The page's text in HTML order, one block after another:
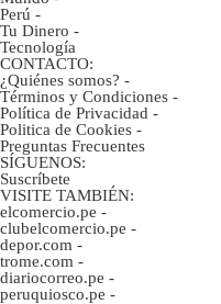
Perú -
Tu Dinero -
Tecnología
CONTACTO:
¿Quiénes somos? -
Términos y Condiciones -
Política de Privacidad -
Politica de Cookies -
Preguntas Frecuentes
SÍGUENOS:
Suscríbete
VISITE TAMBIÉN:
elcomercio.pe -
clubelcomercio.pe -
depor.com -
trome.com -
diariocorreo.pe -
peruquiosco.pe -